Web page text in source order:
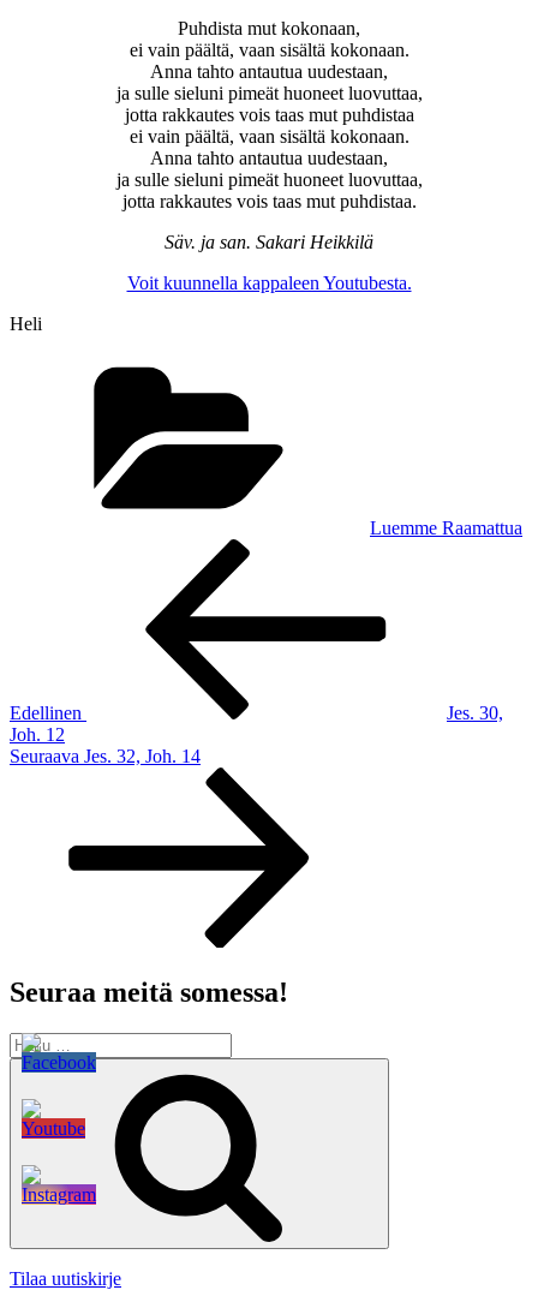
Puhdista mut kokonaan,
ei vain päältä, vaan sisältä kokonaan.
Anna tahto antautua uudestaan,
ja sulle sieluni pimeät huoneet luovuttaa,
jotta rakkautes vois taas mut puhdistaa
ei vain päältä, vaan sisältä kokonaan.
Anna tahto antautua uudestaan,
ja sulle sieluni pimeät huoneet luovuttaa,
jotta rakkautes vois taas mut puhdistaa.
Säv. ja san. Sakari Heikkilä
Voit kuunnella kappaleen Youtubesta.
Heli
Luemme Raamattua
Edellinen
Jes. 30,
Joh. 12
Seuraava
Seuraava Jes. 32, Joh. 14
Seuraa meitä somessa!
Etsi:
Tilaa uutiskirje